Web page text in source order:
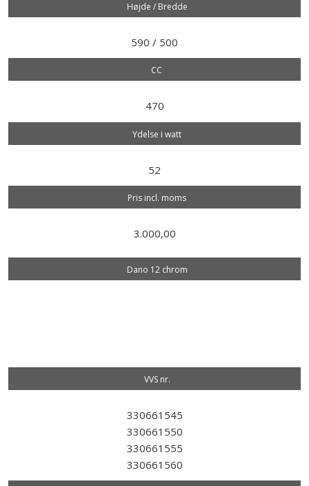
Højde / Bredde
590 / 500
CC
470
Ydelse i watt
52
Pris incl. moms
3.000,00
Dano 12 chrom
VVS nr.​
330661545
330661550
330661555
330661560